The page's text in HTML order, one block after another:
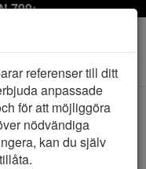
799:-
referenser till ditt
anpassade
för att möjliggöra
nödvändiga
kan du själv